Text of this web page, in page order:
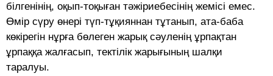
білгенінің, оқып-тоқыған тәжіриебесінің жемісі емес.
Өмір сүру өнері түп-тұқияннан тұтанып, ата-баба
көкірегін нұрға бөлеген жарық сәуленің ұрпақтан
ұрпаққа жалғасып, тектілік жарығының шалқи
таралуы.